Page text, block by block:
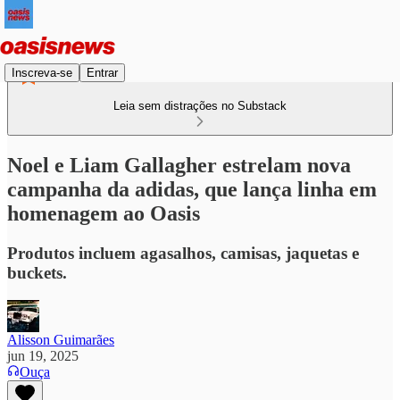
Inscreva-se Entrar
Leia sem distrações no Substack
Noel e Liam Gallagher estrelam nova
campanha da adidas, que lança linha em
homenagem ao Oasis
Produtos incluem agasalhos, camisas, jaquetas e
buckets.
Alisson Guimarães
jun 19, 2025
Ouça